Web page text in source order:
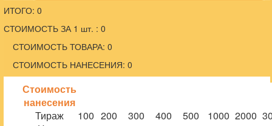
ИТОГО: 0
СТОИМОСТЬ ЗА 1 шт. : 0
СТОИМОСТЬ ТОВАРА: 0
СТОИМОСТЬ НАНЕСЕНИЯ: 0
Стоимость
нанесения
Тираж
100 200 300 400 500 1000 2000